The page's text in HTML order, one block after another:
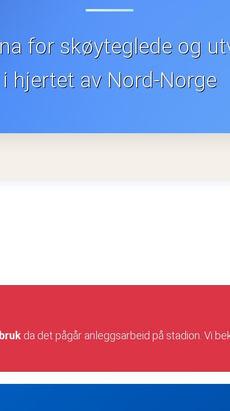
for skøyteglede og
i hjertet av Nord-Norge
da det pågår anleggsarbeid på stadion. Vi